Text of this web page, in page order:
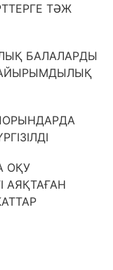
ТӘЖ
БАЛАЛАРДЫ
ОҚУ
АЯҚТАҒАН